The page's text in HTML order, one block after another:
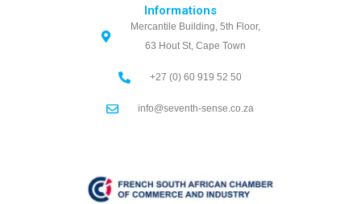
Informations
Mercantile Building, 5th Floor,
63 Hout St, Cape Town
+27 (0) 60 919 52 50
info@seventh-sense.co.za